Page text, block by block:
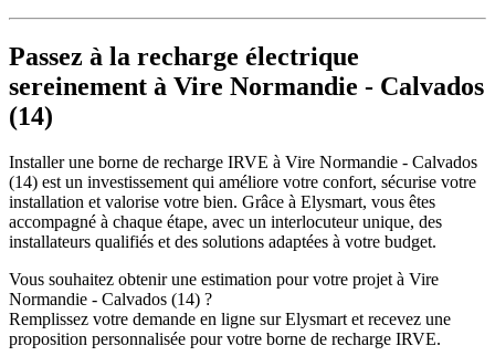
Passez à la recharge électrique
sereinement à Vire Normandie - Calvados
(14)
Installer une borne de recharge IRVE à Vire Normandie - Calvados
(14) est un investissement qui améliore votre confort, sécurise votre
installation et valorise votre bien. Grâce à Elysmart, vous êtes
accompagné à chaque étape, avec un interlocuteur unique, des
installateurs qualifiés et des solutions adaptées à votre budget.
Vous souhaitez obtenir une estimation pour votre projet à Vire
Normandie - Calvados (14) ?
Remplissez votre demande en ligne sur Elysmart et recevez une
proposition personnalisée pour votre borne de recharge IRVE.